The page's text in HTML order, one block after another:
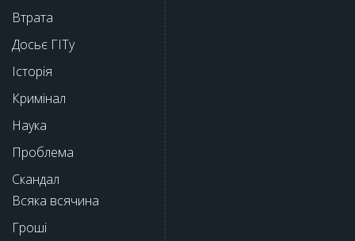
Втрата
Досьє ГІТу
Історія
Кримінал
Наука
Проблема
Скандал
Всяка всячина
Гроші